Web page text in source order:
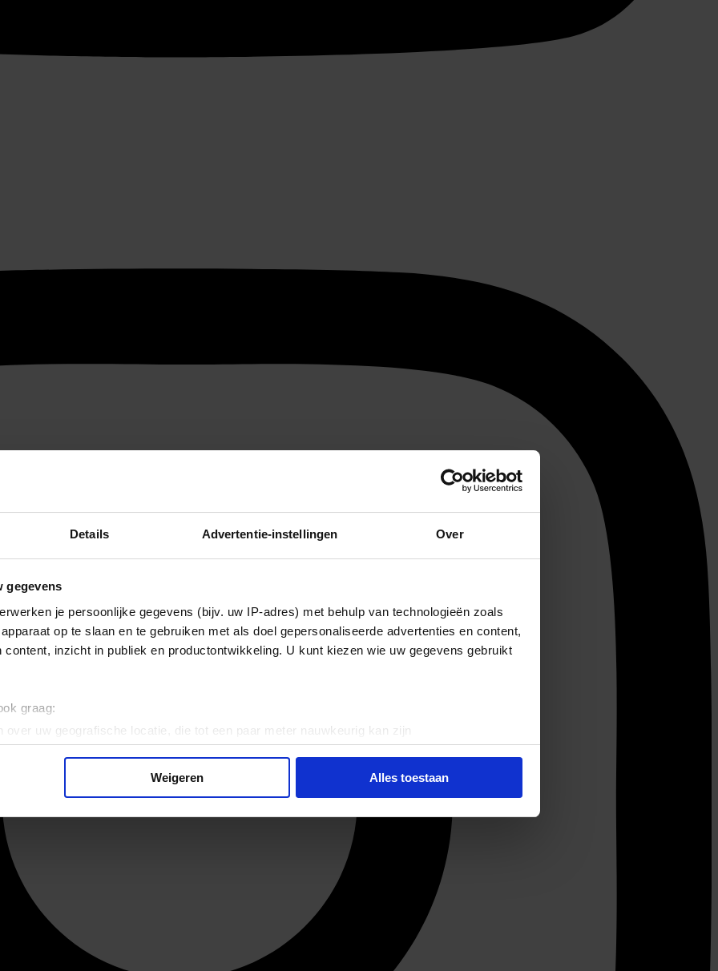
Details Advertentie-instellingen Over
gegevens
je persoonlijke gegevens (bijv. uw IP-adres) met behulp van technologieën zoals
op te slaan en te gebruiken met als doel gepersonaliseerde advertenties en content,
content, inzicht in publiek en productontwikkeling. U kunt kiezen wie uw gegevens gebruikt
graag:
over uw geografische locatie, die tot een paar meter nauwkeurig kan zijn
door het actief te scannen op specifieke eigenschappen (fingerprinting)
gegevens worden verwerkt en stel uw voorkeuren in het
detailgedeelte
en advertenties te personaliseren, om functies voor social media te bieden en om ons
Ook delen we informatie over uw gebruik van onze site met onze partners voor social
Deze partners kunnen deze gegevens combineren met andere informatie die u aan ze heeft
op basis van uw gebruik van hun services.
Weigeren Alles toestaan